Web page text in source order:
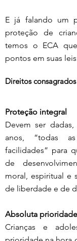
E já falando um
proteção de
temos o ECA
pontos em suas
Direitos
Proteção integral
Devem ser
anos, “todas
facilidades” para
de
moral, espiritual e
de liberdade e de
Absoluta prioridade
Crianças e